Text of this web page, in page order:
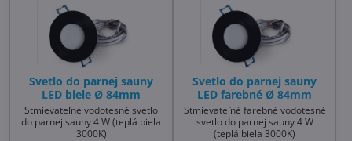
Svetlo do parnej sauny
LED biele Ø 84mm
Stmievateľné vodotesné svetlo
do parnej sauny 4 W (teplá biela
3000K)
Svetlo do parnej sauny
LED farebné Ø 84mm
Stmievateľné farebné vodotesné
svetlo do parnej sauny 4 W
(teplá biela 3000K)